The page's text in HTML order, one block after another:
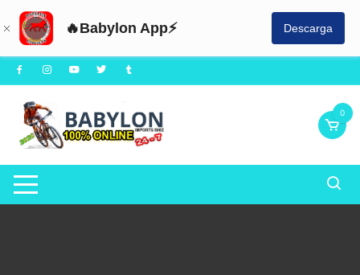
🔥Babylon App⚡ Descarga
Saltar
al
contenido
0